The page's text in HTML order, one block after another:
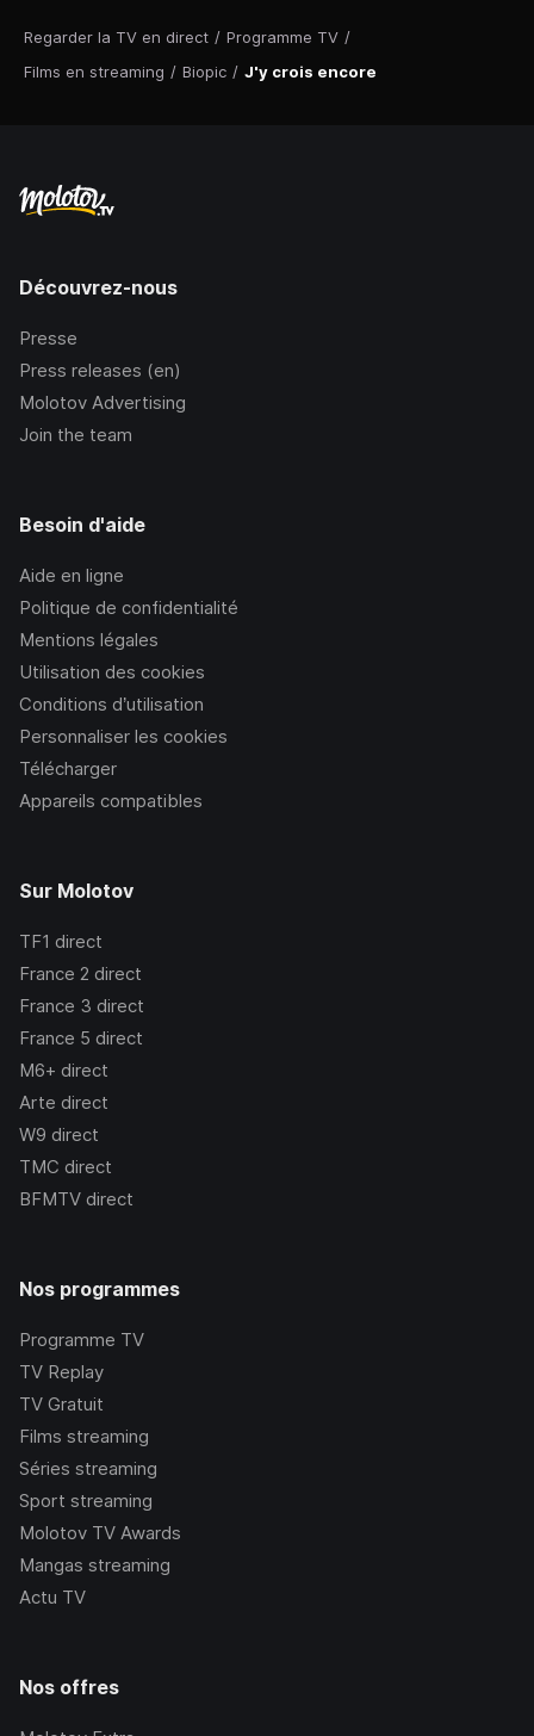
Regarder la TV en direct / Programme TV /
Films en streaming / Biopic / J'y crois encore
Découvrez-nous
Presse
Press releases (en)
Molotov Advertising
Join the team
Besoin d'aide
Aide en ligne
Politique de confidentialité
Mentions légales
Utilisation des cookies
Conditions d’utilisation
Personnaliser les cookies
Télécharger
Appareils compatibles
Sur Molotov
TF1 direct
France 2 direct
France 3 direct
France 5 direct
M6+ direct
Arte direct
W9 direct
TMC direct
BFMTV direct
Nos programmes
Programme TV
TV Replay
TV Gratuit
Films streaming
Séries streaming
Sport streaming
Molotov TV Awards
Mangas streaming
Actu TV
Nos offres